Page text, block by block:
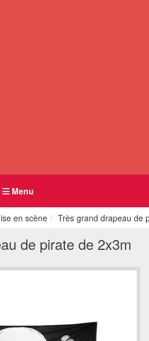
Menu
en scène Très grand drapeau de
de pirate de 2x3m